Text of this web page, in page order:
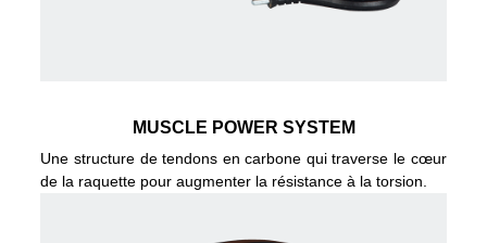
MUSCLE POWER SYSTEM
Une structure de tendons en carbone qui traverse le cœur
de la raquette pour augmenter la résistance à la torsion.